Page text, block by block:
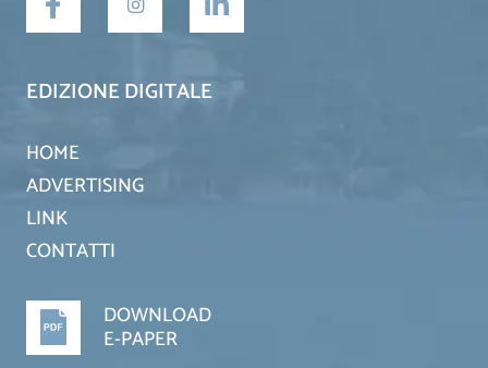
EDIZIONE DIGITALE
HOME
ADVERTISING
LINK
CONTATTI
DOWNLOAD
E-PAPER